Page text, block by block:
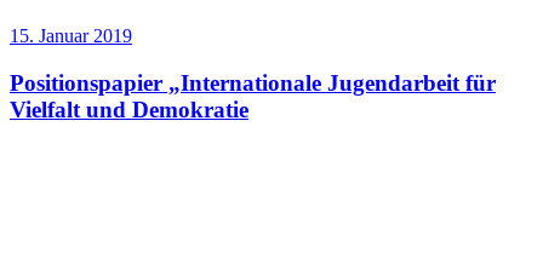
15. Januar 2019
Positionspapier „Internationale Jugendarbeit für
Vielfalt und Demokratie